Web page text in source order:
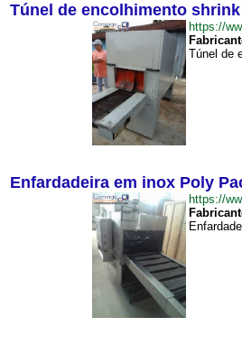
Túnel de encolhimento
https://
Túnel de
Enfardadeira em inox Poly
https://